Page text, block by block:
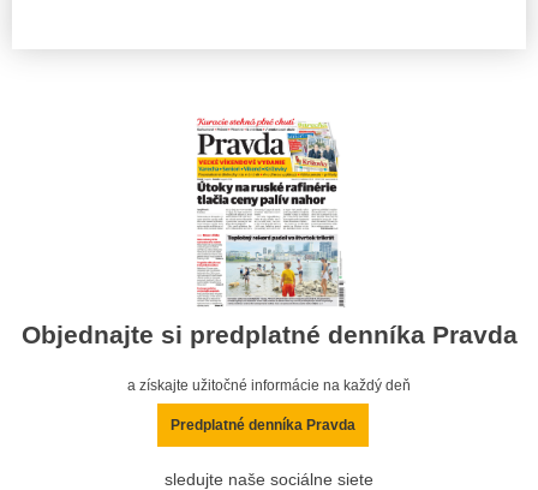
Objednajte si predplatné denníka Pravda
a získajte užitočné informácie na každý deň
Predplatné denníka Pravda
sledujte naše sociálne siete